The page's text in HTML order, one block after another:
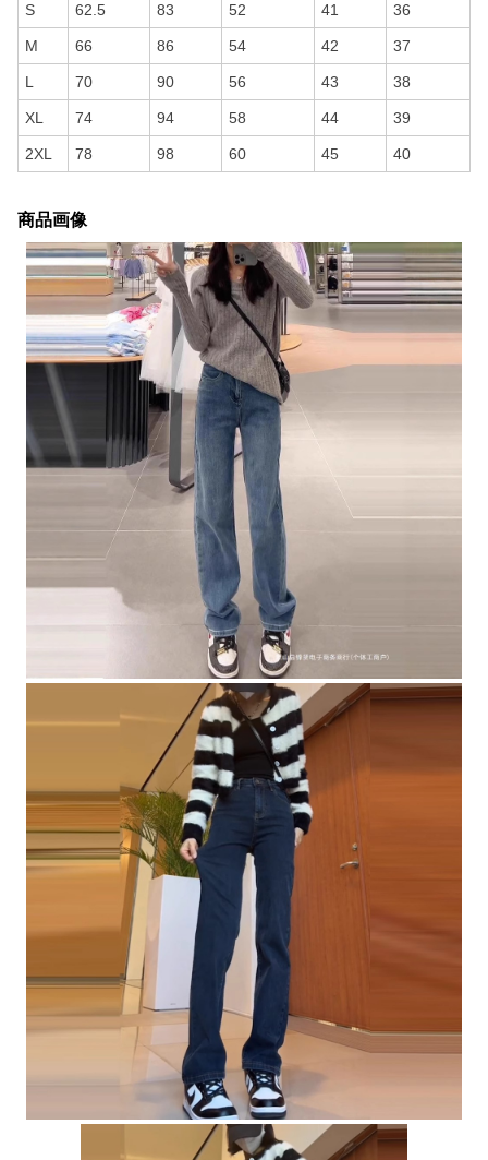
S 62.5 83 52 41 36
M 66 86 54 42 37
L 70 90 56 43 38
XL 74 94 58 44 39
2XL 78 98 60 45 40
商品画像